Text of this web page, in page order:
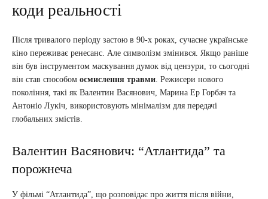
коди реальності
Після тривалого періоду застою в 90-х роках, сучасне українське
кіно переживає ренесанс. Але символізм змінився. Якщо раніше
він був інструментом маскування думок від цензури, то сьогодні
він став способом осмислення травми . Режисери нового
покоління, такі як Валентин Васянович, Марина Ер Горбач та
Антоніо Лукіч, використовують мінімалізм для передачі
глобальних змістів.
Валентин Васянович: “Атлантида” та
порожнеча
У фільмі “Атлантида”, що розповідає про життя після війни,